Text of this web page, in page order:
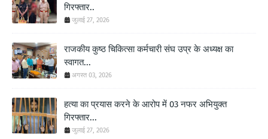
गिरफ्तार..
जुलाई 27, 2026
राजकीय कुष्ठ चिकित्सा कर्मचारी संघ उप्र के अध्यक्ष का
स्वागत...
अगस्त 03, 2026
हत्या का प्रयास करने के आरोप में 03 नफर अभियुक्त
गिरफ्तार...
जुलाई 27, 2026